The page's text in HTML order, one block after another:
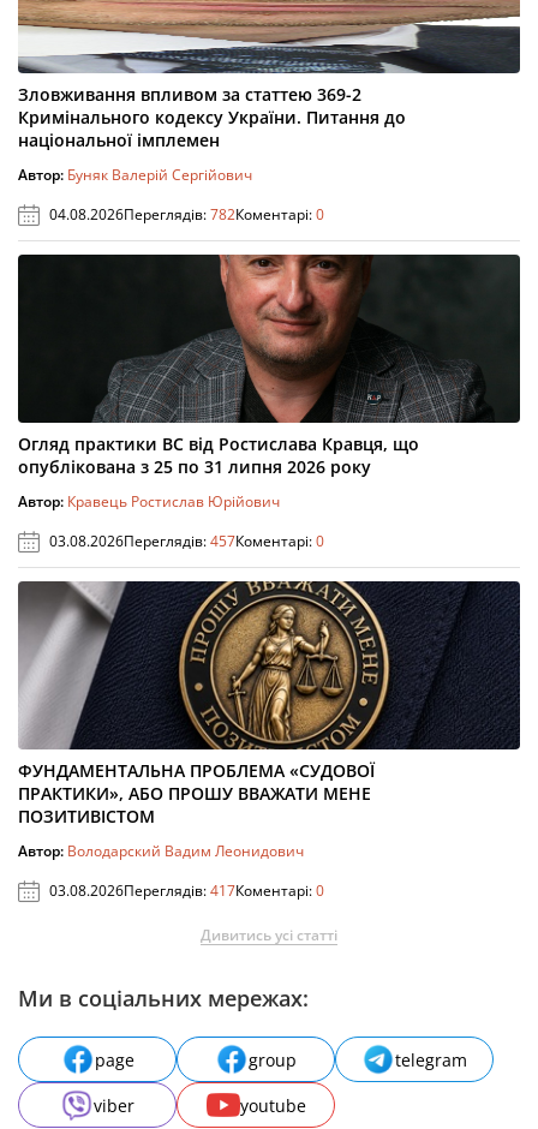
Зловживання впливом за статтею 369-2
Кримінального кодексу України. Питання до
національної імплемен
Автор: Буняк Валерій Сергійович
04.08.2026Переглядів:782Коментарі:0
Огляд практики ВС від Ростислава Кравця, що
опублікована з 25 по 31 липня 2026 року
Автор: Кравець Ростислав Юрійович
03.08.2026Переглядів:457Коментарі:0
ФУНДАМЕНТАЛЬНА ПРОБЛЕМА «СУДОВОЇ
ПРАКТИКИ», АБО ПРОШУ ВВАЖАТИ МЕНЕ
ПОЗИТИВІСТОМ
Автор: Володарский Вадим Леонидович
03.08.2026Переглядів:417Коментарі:0
Дивитись усі статті
Ми в соціальних мережах:
page group
telegram
viber
youtube